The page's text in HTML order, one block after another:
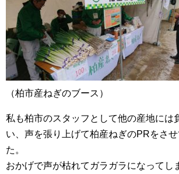
（柏市産ねぎのブース）
私も柏市のスタッフとして他の産地には
い、声を張り上げて柏産ねぎのPRをさ
た。
おかげで声が枯れてガラガラになってし